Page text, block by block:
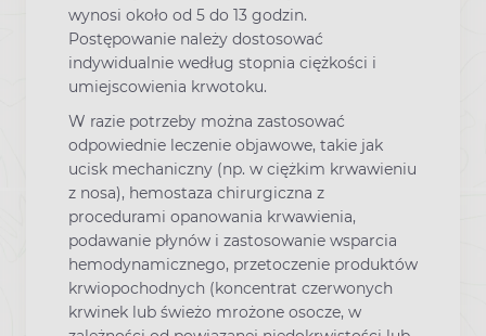
wynosi około od 5 do 13 godzin.
Postępowanie należy dostosować
indywidualnie według stopnia ciężkości i
umiejscowienia krwotoku.
W razie potrzeby można zastosować
odpowiednie leczenie objawowe, takie jak
ucisk mechaniczny (np. w ciężkim krwawieniu
z nosa), hemostaza chirurgiczna z
procedurami opanowania krwawienia,
podawanie płynów i zastosowanie wsparcia
hemodynamicznego, przetoczenie produktów
krwiopochodnych (koncentrat czerwonych
krwinek lub świeżo mrożone osocze, w